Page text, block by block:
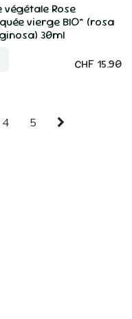
végétale Rose
vierge BIO* (rosa
30ml
CHF 15.90
4 5